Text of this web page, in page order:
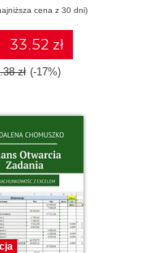
cena z 30 dni)
33.52 zł
zł (-17%)